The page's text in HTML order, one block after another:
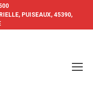
PUISEAUX, 45390,